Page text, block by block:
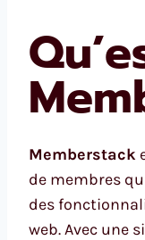
Memberstack
de membres
des
web. Avec une